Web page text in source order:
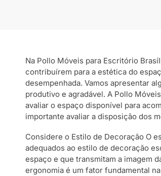
Na Pollo Móveis para Escritório
contribuírem para a estética do
desempenhada. Vamos apresentar
produtivo e agradável. A Pollo
avaliar o espaço disponível para
importante avaliar a disposição dos
Considere o Estilo de Decoração O
adequados ao estilo de decoração
espaço e que transmitam a imagem
ergonomia é um fator fundamental